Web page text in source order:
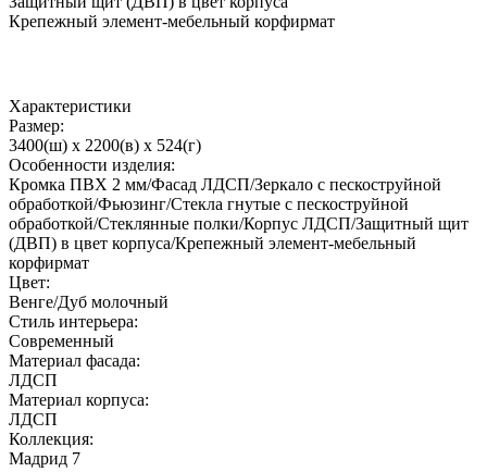
Крепежный элемент-мебельный корфирмат
Характеристики
Размер:
3400(ш) x 2200(в) x 524(г)
Особенности изделия:
Кромка ПВХ 2 мм/Фасад ЛДСП/Зеркало с пескоструйной
обработкой/Фьюзинг/Стекла гнутые с пескоструйной
обработкой/Стеклянные полки/Корпус ЛДСП/Защитный щит
(ДВП) в цвет корпуса/Крепежный элемент-мебельный
корфирмат
Цвет:
Венге/Дуб молочный
Стиль интерьера:
Современный
Материал фасада:
ЛДСП
Материал корпуса:
ЛДСП
Коллекция:
Мадрид 7